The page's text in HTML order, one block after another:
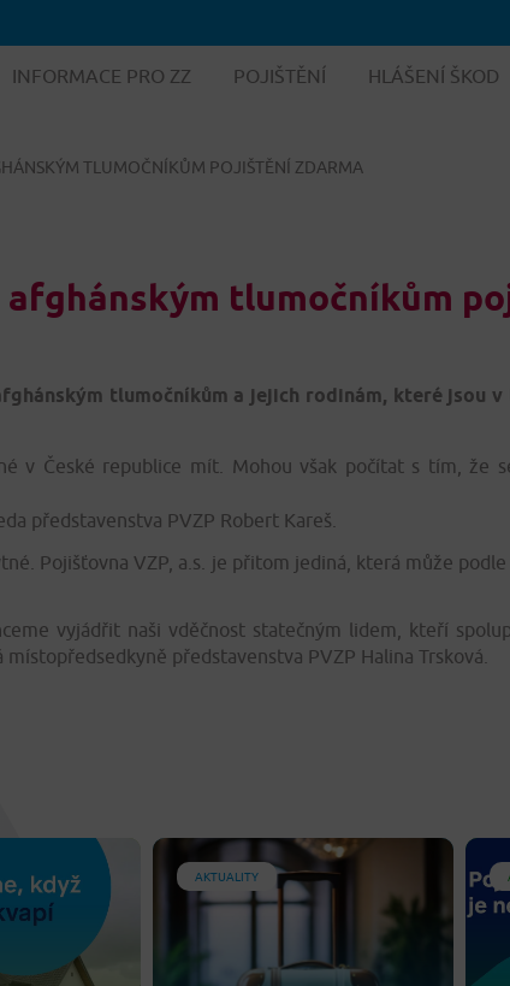
INFORMACE PRO ZZ POJIŠTĚNÍ HLÁŠENÍ ŠKOD
TLUMOČNÍKŮM POJIŠTĚNÍ ZDARMA
afghánským tlumočníkům
tlumočníkům a jejich rodinám, které jsou
v České republice mít. Mohou však počítat s tím, že
představenstva PVZP Robert Kareš.
Pojišťovna VZP, a.s. je přitom jediná, která může
vyjádřit naši vděčnost statečným lidem, kteří
představenstva PVZP Halina Trsková.
AKTUALITY